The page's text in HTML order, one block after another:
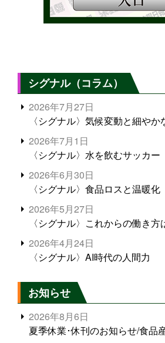
シグナル（コラム）
2026年7月27日
〈シグナル〉気候変動と細やか
2026年7月1日
〈シグナル〉水を飲むサッカー
2026年6月30日
〈シグナル〉食品ロスと温暖化
2026年5月27日
〈シグナル〉これからの働き方
2026年4月24日
〈シグナル〉AI時代の人間力
お知らせ
2026年8月6日
夏季休業･休刊のお知らせ/食品